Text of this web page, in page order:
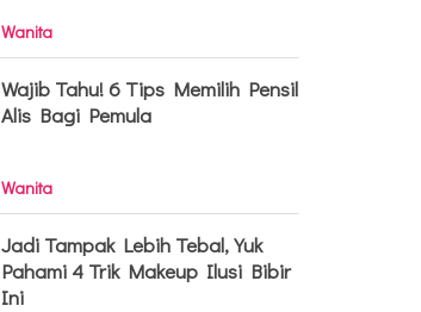
Wanita
Wajib Tahu! 6 Tips Memilih Pensil
Alis Bagi Pemula
Wanita
Jadi Tampak Lebih Tebal, Yuk
Pahami 4 Trik Makeup Ilusi Bibir
Ini